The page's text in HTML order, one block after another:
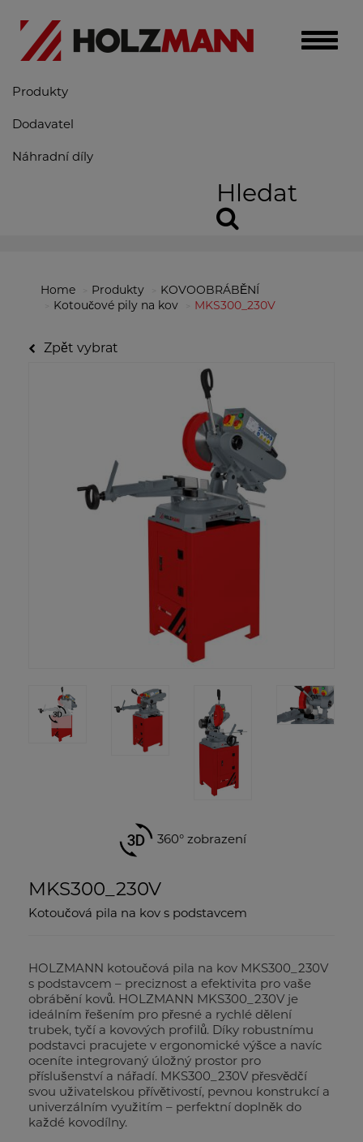
Toggle
Produkty
Dodavatel
Náhradní díly
Hledat
Home Produkty
KOVOOBRÁBĚNÍ
Kotoučové pily na kov
MKS300_230V
Zpět vybrat
360° zobrazení
MKS300_230V
Kotoučová pila na kov s podstavcem
HOLZMANN kotoučová pila na kov MKS300_230V
s podstavcem – preciznost a efektivita pro vaše
obrábění kovů. HOLZMANN MKS300_230V je
ideálním řešením pro přesné a rychlé dělení
trubek, tyčí a kovových profilů. Díky robustnímu
podstavci pracujete v ergonomické výšce a navíc
oceníte integrovaný úložný prostor pro
příslušenství a nářadí. MKS300_230V přesvědčí
svou uživatelskou přívětivostí, pevnou konstrukcí a
univerzálním využitím – perfektní doplněk do
každé kovodílny.